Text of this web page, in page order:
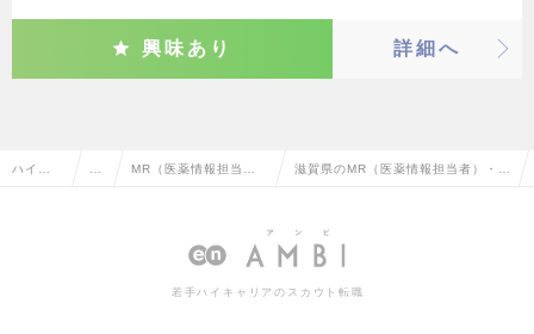
興味あり 詳細へ
ハイク MR（医薬情報担当
販売担当者）
滋賀県のMR（医薬情報担当者）・M
求人情報一覧
若手ハイキャリアのスカウト転職